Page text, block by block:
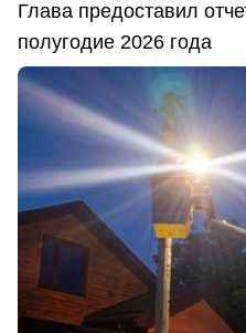
Глава предоставил
полугодие 2026 года